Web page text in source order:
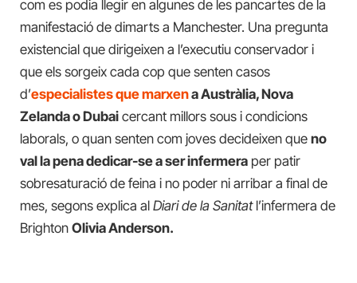
com es podia llegir en algunes de les pancartes de la
manifestació de dimarts a Manchester. Una pregunta
existencial que dirigeixen a l’executiu conservador i
que els sorgeix cada cop que senten casos
d’especialistes que marxena Austràlia, Nova
Zelanda o Dubai cercant millors sous i condicions
laborals, o quan senten com joves decideixen que no
val la pena dedicar-se a ser infermera per patir
sobresaturació de feina i no poder ni arribar a final de
mes, segons explica al Diari de la Sanitat l’infermera de
Brighton Olivia Anderson.